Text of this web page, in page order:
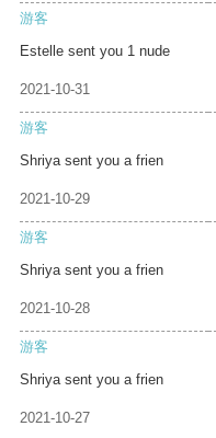
游客
Estelle sent you 1 nude
2021-10-31
游客
Shriya sent you a frien
2021-10-29
游客
Shriya sent you a frien
2021-10-28
游客
Shriya sent you a frien
2021-10-27